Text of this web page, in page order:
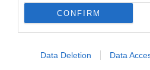
CONFIRM
Data Deletion Data
CEO de Nissan,Makoto